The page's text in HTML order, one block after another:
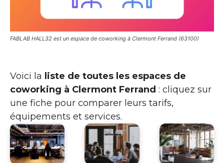
FABLAB HALL32 est un espace de coworking à Clermont Ferrand (63100)
Voici la liste de toutes les espaces de
coworking à Clermont Ferrand : cliquez sur
une fiche pour comparer leurs tarifs,
équipements et services.